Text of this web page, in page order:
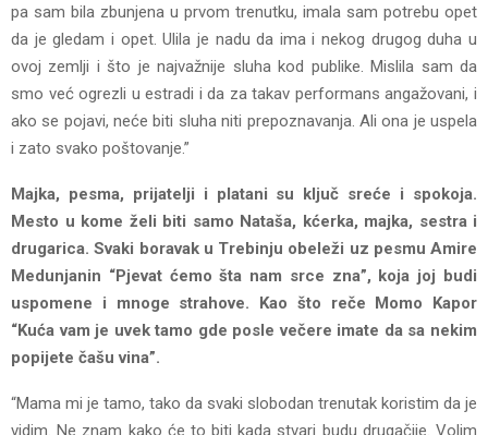
pa sam bila zbunjena u prvom trenutku, imala sam potrebu opet
da je gledam i opet. Ulila je nadu da ima i nekog drugog duha u
ovoj zemlji i što je najvažnije sluha kod publike. Mislila sam da
smo već ogrezli u estradi i da za takav performans angažovani, i
ako se pojavi, neće biti sluha niti prepoznavanja. Ali ona je uspela
i zato svako poštovanje.”
Majka, pesma, prijatelji i platani su ključ sreće i spokoja.
Mesto u kome želi biti samo Nataša, kćerka, majka, sestra i
drugarica. Svaki boravak u Trebinju obeleži uz pesmu Amire
Medunjanin “Pjevat ćemo šta nam srce zna”, koja joj budi
uspomene i mnoge strahove. Kao što reče Momo Kapor
“Kuća vam je uvek tamo gde posle večere imate da sa nekim
popijete čašu vina”.
“Mama mi je tamo, tako da svaki slobodan trenutak koristim da je
vidim. Ne znam kako će to biti kada stvari budu drugačije. Volim